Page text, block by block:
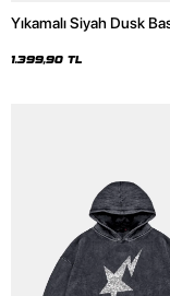
Yıkamalı Siyah Dusk
1.399,90 TL